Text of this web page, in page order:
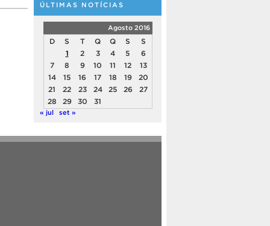
ÚLTIMAS NOTÍCIAS
Agosto 2016
D S T Q Q S
S
1
2 3 4 5
6
7
8 9 10 11 12
13
14
15 16 17 18 19
20
21
22 23 24 25 26
27
28
29 30 31
« jul set »